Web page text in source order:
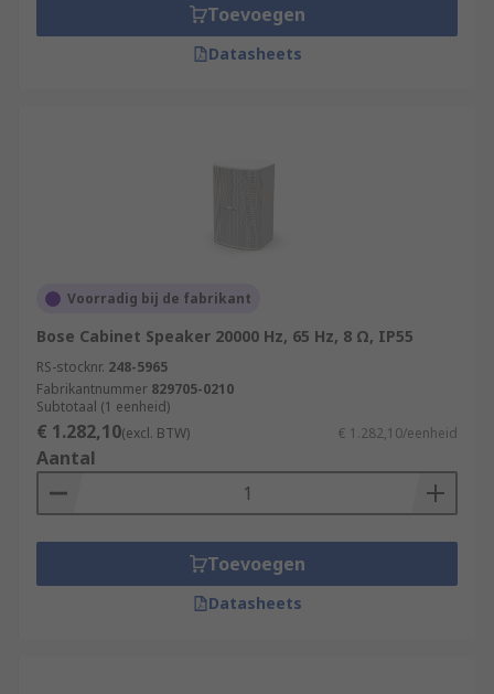
Toevoegen
Datasheets
Voorradig bij de fabrikant
Bose Cabinet Speaker 20000 Hz, 65 Hz, 8 Ω, IP55
RS-stocknr. 248-5965
Fabrikantnummer 829705-0210
Subtotaal (1 eenheid)
€ 1.282,10(excl. BTW) € 1.282,10/eenheid
Aantal
Toevoegen
Datasheets